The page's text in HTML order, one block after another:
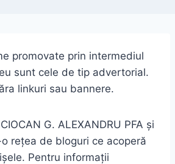
promovate prin intermediul
sunt cele de tip advertorial.
linkuri sau bannere.
G. ALEXANDRU PFA și
rețea de bloguri ce acoperă
Pentru informații